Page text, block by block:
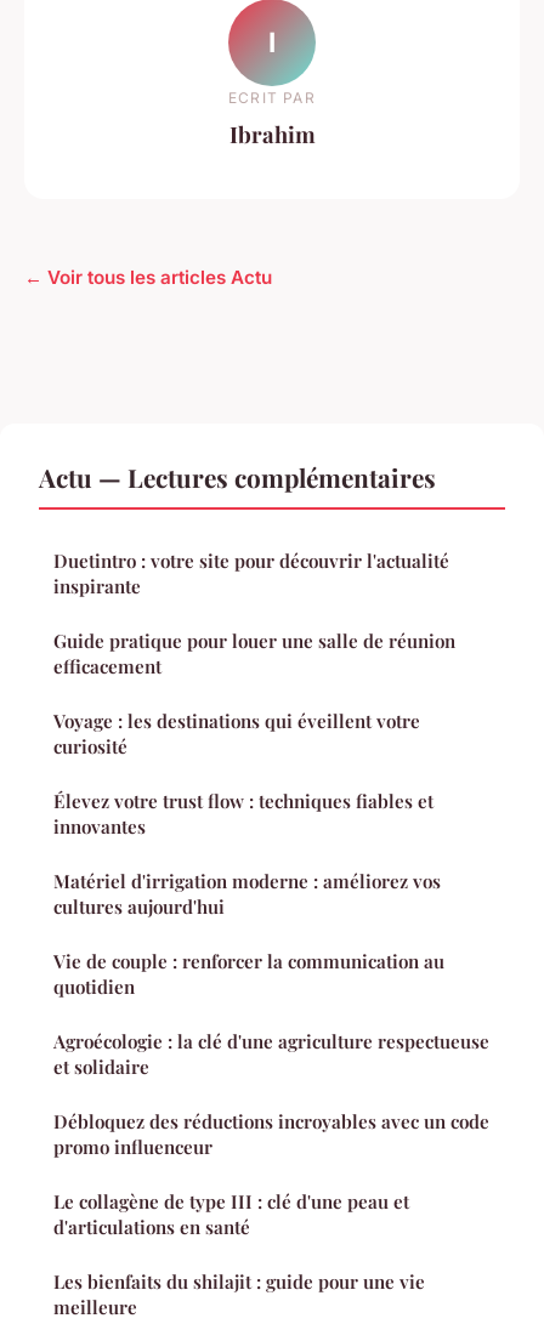
I
ECRIT PAR
Ibrahim
← Voir tous les articles Actu
Actu — Lectures complémentaires
Duetintro : votre site pour découvrir l'actualité
inspirante
Guide pratique pour louer une salle de réunion
efficacement
Voyage : les destinations qui éveillent votre
curiosité
Élevez votre trust flow : techniques fiables et
innovantes
Matériel d'irrigation moderne : améliorez vos
cultures aujourd'hui
Vie de couple : renforcer la communication au
quotidien
Agroécologie : la clé d'une agriculture respectueuse
et solidaire
Débloquez des réductions incroyables avec un code
promo influenceur
Le collagène de type III : clé d'une peau et
d'articulations en santé
Les bienfaits du shilajit : guide pour une vie
meilleure